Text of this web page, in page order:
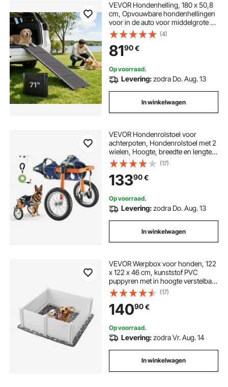
VEVOR Hondenhelling, 180 x 50,8
cm, Opvouwbare hondenhellingen
voor in de auto voor middelgrote en
grote honden tot 113 kg,
Hondentrap met antislip Oxford-
stofoppervlak, Draagbare
instaphulp voor SUV's en
vrachtwagens
(4)
8190€
Op voorraad.
Levering:zodra Do. Aug. 13
In winkelwagen
VEVOR Hondenrolstoel voor
achterpoten, Hondenrolstoel met 2
wielen, Hoogte, breedte en lengte
verstelbaar, Hondenkar met
schokabsorberende wielen, voor
geblesseerde, gehandicapte
honden van 21,77-39,92 kg
(17)
13390€
Op voorraad.
Levering:zodra Do. Aug. 13
In winkelwagen
VEVOR Werpbox voor honden, 122
x 122 x 46 cm, kunststof PVC
puppyren met in hoogte verstelbare
deur en wasbare plasmat,
vervormingsbestendige
puppybench voor grote honden,
melkwit
(17)
14090€
Op voorraad.
Levering:zodra Vr. Aug. 14
In winkelwagen